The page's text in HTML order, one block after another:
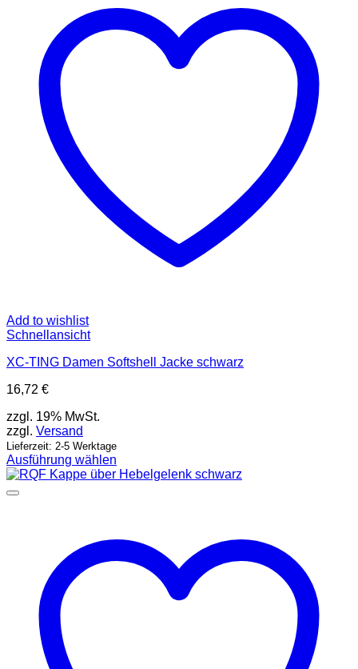
Optionen
können
Produktseite
gewählt
werden
Add to wishlist
Schnellansicht
XC-TING Damen Softshell Jacke schwarz
16,72 €
zzgl. 19% MwSt.
zzgl. Versand
Lieferzeit: 2-5 Werktage
Ausführung wählen
Dieses
Produkt
Optionen
können
Produktseite
gewählt
werden